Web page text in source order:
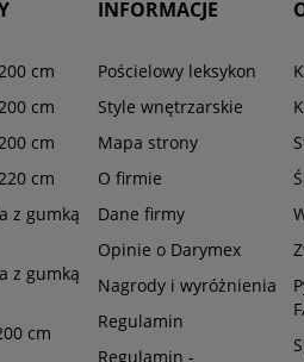
cm
cm
cm
cm
z gumką
z gumką
cm
INFORMACJE
Pościelowy leksykon
Style wnętrzarskie
Mapa strony
O firmie
Dane firmy
Opinie o Darymex
Nagrody i wyróżnienia
Regulamin
Regulamin -